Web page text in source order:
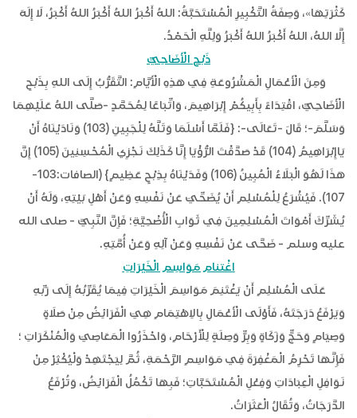
كَثْرَتِهَا»، وَصِفَةُ التَّكْبِيرِ الْمُسْتَحَبَّةُ: اللهُ أَكْبَرُ اللهُ أَكْبَرُ اللهُ أَكْبَرُ، لَا إِلَهَ
إِلَّا اللهُ، اللهُ أَكْبَرُ اللهُ أَكْبَرُ وَلِلَّهِ الْحَمْدُ.
ذَبْح الْأَضَاحِيِّ
وَمِنَ الْأَعْمَالِ الْمَشْرُوعَةِ فِي هَذِهِ الْأَيَّامِ: التَّقَرُّبُ إِلَى اللهِ بِذَبْحِ
الْأَضَاحِيِّ، اقْتِدَاءً بِأَبِيكُمْ إِبْرَاهِيمَ، وَاتِّبَاعًا لِمُحَمَّدٍ -صَلَّى اللهُ عَلَيْهِمَا
وَسَلَّمَ-؛ قَالَ -تَعَالَى-: {فَلَمَّا أَسْلَمَا وَتَلَّهُ لِلْجَبِينِ (103) وَنَادَيْنَاهُ أَنْ
يَاإِبْرَاهِيمُ (104) قَدْ صَدَّقْتَ الرُّؤْيَا إِنَّا كَذَلِكَ نَجْزِي الْمُحْسِنِينَ (105) إِنَّ
هَذَا لَهُوَ الْبَلَاءُ الْمُبِينُ (106) وَفَدَيْنَاهُ بِذِبْحٍ عَظِيمٍ} (الصافات:103-
107). فَيُشْرَعُ لِلْمُسْلِمِ أَنْ يُضَحِّيَ عَنْ نَفْسِهِ وَعَنْ أَهْلِ بَيْتِهِ، وَلَهُ أَنْ
يُشَرِّكَ أَمْوَاتَ الْمُسْلِمِينَ فِي ثَوَابِ الْأُضْحِيَّةِ؛ فَإِنَّ النَّبِيَّ - صلى الله
عليه وسلم - ضَحَّى عَنْ نَفْسِهِ وَعَنْ آلِهِ وَعَنْ أُمَّتِهِ.
اغْتنام مَوَاسِم الْخَيْرَاتِ
عَلَى الْمُسْلِمِ أَنْ يَغْتَنِمَ مَوَاسِمَ الْخَيْرَاتِ فِيمَا يُقَرِّبُهُ إِلَى رَبِّهِ
وَيَرْفَعُ دَرَجَتَهُ، فَأَوْلَى الْأَعْمَالِ بِالاِهْتِمَامِ هِيَ الْفَرَائِضُ مِنْ صَلَاةٍ
وَصِيَامٍ وَحَجٍّ وَزَكَاةٍ وَبِرٍّ وَصِلَةٍ لِلْأَرْحَامِ، وَاحْذَرُوا الْمَعَاصِيَ وَالْمُنْكَرَاتِ ؛
فَإِنَّهَا تَحْرِمُ الْمَغْفِرَةَ فِي مَوَاسِمِ الرَّحْمَةِ، ثُمَّ لِيَجْتَهِدْ وَلْيُكْثِرْ مِنْ
نَوَافِلِ الْعِبَادَاتِ وَفِعْلِ الْمُسْتَحَبَّاتِ؛ فَبِهَا تَكْمُلُ الْفَرَائِضُ، وَتُرْفَعُ
الدَّرَجَاتُ، وَتُقَالُ الْعَثَرَاتُ.